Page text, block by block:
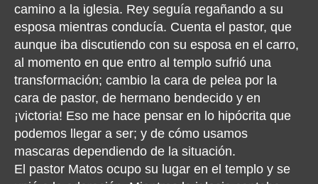
camino a la iglesia. Rey seguía regañando a su
esposa mientras conducía. Cuenta el pastor, que
aunque iba discutiendo con su esposa en el carro,
al momento en que entro al templo sufrió una
transformación; cambio la cara de pelea por la
cara de pastor, de hermano bendecido y en
¡victoria! Eso me hace pensar en lo hipócrita que
podemos llegar a ser; y de cómo usamos
mascaras dependiendo de la situación.
El pastor Matos ocupo su lugar en el templo y se